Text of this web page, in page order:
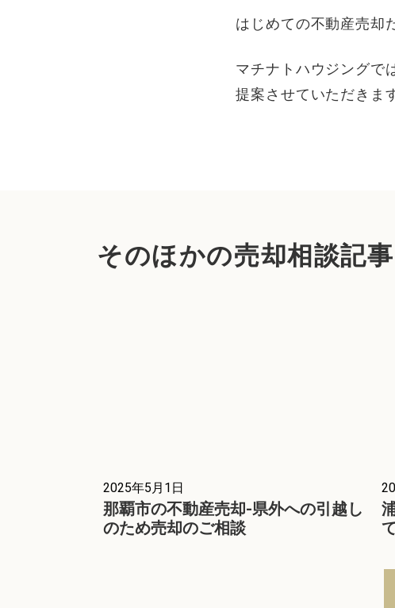
はじめての不動産売却
マチナトハウジングで
提案させていただきま
そのほかの売却相談記事
2025年5月1日
那覇市の不動産売却-県外への引越し
のため売却のご相談